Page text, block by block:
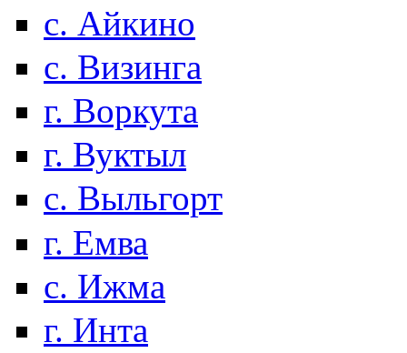
с. Айкино
с. Визинга
г. Воркута
г. Вуктыл
с. Выльгорт
г. Емва
с. Ижма
г. Инта